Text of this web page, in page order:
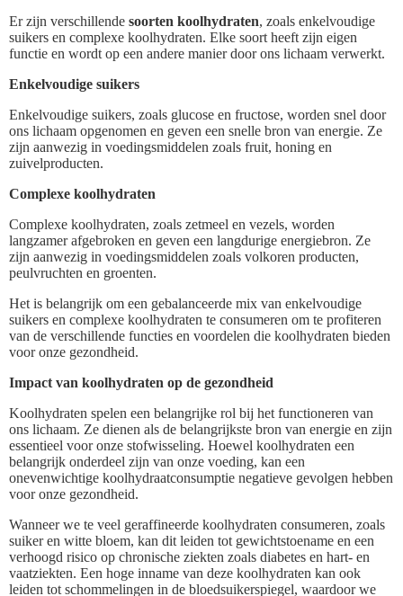
Er zijn verschillende soorten koolhydraten, zoals enkelvoudige
suikers en complexe koolhydraten. Elke soort heeft zijn eigen
functie en wordt op een andere manier door ons lichaam verwerkt.
Enkelvoudige suikers
Enkelvoudige suikers, zoals glucose en fructose, worden snel door
ons lichaam opgenomen en geven een snelle bron van energie. Ze
zijn aanwezig in voedingsmiddelen zoals fruit, honing en
zuivelproducten.
Complexe koolhydraten
Complexe koolhydraten, zoals zetmeel en vezels, worden
langzamer afgebroken en geven een langdurige energiebron. Ze
zijn aanwezig in voedingsmiddelen zoals volkoren producten,
peulvruchten en groenten.
Het is belangrijk om een gebalanceerde mix van enkelvoudige
suikers en complexe koolhydraten te consumeren om te profiteren
van de verschillende functies en voordelen die koolhydraten bieden
voor onze gezondheid.
Impact van koolhydraten op de gezondheid
Koolhydraten spelen een belangrijke rol bij het functioneren van
ons lichaam. Ze dienen als de belangrijkste bron van energie en zijn
essentieel voor onze stofwisseling. Hoewel koolhydraten een
belangrijk onderdeel zijn van onze voeding, kan een
onevenwichtige koolhydraatconsumptie negatieve gevolgen hebben
voor onze gezondheid.
Wanneer we te veel geraffineerde koolhydraten consumeren, zoals
suiker en witte bloem, kan dit leiden tot gewichtstoename en een
verhoogd risico op chronische ziekten zoals diabetes en hart- en
vaatziekten. Een hoge inname van deze koolhydraten kan ook
leiden tot schommelingen in de bloedsuikerspiegel, waardoor we